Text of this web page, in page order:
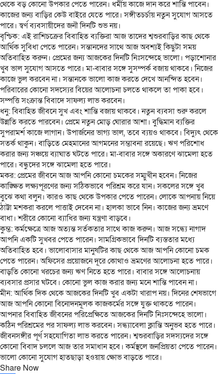
থেকে বড় কোনো উপকার পেতে পারেন। ধর্মীয় কাজে দান করে শান্তি পাবেন।
কাজের জন্য বাড়ির কেউ বাইরে যেতে পারে। সঙ্গীতচর্চায় নতুন সুযোগ আসতে
পারে। স্বর্ণ ব্যবসায়ীদের জনৗ দিনটি শুভ নয়।
বৃশ্চিক: এই রাশিচক্রের বিবাহিত ব্যক্তিরা আজ তাদের শ্বশুরবাড়ির কাছ থেকে
আর্থিক সুবিধা পেতে পারেন। সন্তানদের সাথে আজ অবশ্যই কিছুটা সময়
অতিবাহিত করুন। প্রেমের জন্য আজকের দিনটি নিঃসন্দেহে ভালো। পড়াশোনার
খুব ভাল সুযোগ আসতে পারে। মা-বাবার সঙ্গে সুসম্পর্ক বজায় থাকবে। নিজের
কাজে ভুল করবেন না। সন্তানকে ভালো কাজ করতে দেখে আনন্দিত হবেন।
পরিবারের কোনো সদস্যের বিয়ের আলোচনা চলতে থাকলে তা পাকা হবে।
সম্পত্তি সংক্রান্ত বিবাদে সাফল্য লাভ করবেন।
ধনু: বিবাহিত জীবনে সুখ এবং শান্তি বজায় থাকবে। নতুন ব্যবসা শুরু করলে
উন্নতি করতে পারবেন। প্রেমে নতুন মোড় ঘোরার আশা। বুদ্ধিমান ব্যক্তির
সুপরামর্শ কাজে লাগান। উপার্জনের ভাগ্য ভাল, তবে ব্যয়ও থাকবে। বিদ্যুৎ থেকে
সতর্ক থাকুন। বাড়িতে মেহমানের আগমনের সম্ভাবনা রয়েছে। ঋণ পরিশোধ
করার জন্য সঞ্চয়ে ব্যাঘাত ঘটতে পারে। মা-বাবার সঙ্গে অকারণে ঝামেলা হতে
পারে। বন্ধুদের সঙ্গে ঝামেলা হতে পারে।
মকর: প্রেমের জীবনে আজ আপনি কোনো চমকের সম্মুখীন হবেন। নিজের
কাঙ্ক্ষিত লক্ষ্যপূরণের জন্য সঠিকভাবে পরিশ্রম করে যান। সকলের সঙ্গে খুব
বুঝে কথা বলুন। কারও কাছ থেকে উপকার পেতে পারেন। লোকে আপনায় নিয়ে
ঠাট্টা মশকরা করলে পাত্তাই দেবেন না। হালকা ভাবে নিন। কাজের জন্য ভ্রমণে
বাধা। শরীরে কোনো ব্যাধির জন্য যন্ত্রণা বাড়বে।
কুম্ভ: কর্মক্ষেত্রে আজ অত্যন্ত সর্তকতার সাথে কাজ করুন। আজ সন্ধ্যে নাগাদ
আপনি একটি সুখবর পেতে পারেন। সামগ্রিকভাবে দিনটি ব্যস্ততার মধ্যে
অতিবাহিত হবে। ভালোবাসার মানুষটির কাছ থেকে আজ আপনি কোনো চমক
পেতে পারেন। অফিসের প্রয়োজনে দূরে কোথাও ভ্রমণের আলোচনা হতে পারে।
বাড়তি কোনো খরচের জন্য ঋণ নিতে হতে পারে। বাবার সঙ্গে আলোচনায়
ব্যবসার প্রসার ঘটবে। কোনো ভুল কাজ করার জন্য মনে শান্তি পাবেন না।
মীন: আর্থিক দিক থেকে আজকের দিনটি খুব একটা খারাপ নয়। দিনের শেষভাগে
আজ আপনি কোনো বিনোদনমূলক কাজকর্মের সঙ্গে যুক্ত থাকতে পারেন।
আপনার বিবাহিত জীবনের পরিপ্রেক্ষিতে আজকের দিনটি নিঃসন্দেহে ভালো।
কঠিন পরিশ্রমের পর সাফল্য লাভ করবেন। সন্ধ্যাবেলা ক্লান্তি অনুভব হতে পারে।
জীবনসঙ্গীর পূর্ণ সহযোগিতা লাভ করতে পারেন। শ্বশুরবাড়ির সদস্যদের সঙ্গে
কোনো বিবাদ চললে আজ তার সমাধান হবে। কর্মস্থলে জনপ্রিয়তা পেতে পারেন।
ভালো কোনো সুযোগ হাতছাড়া হওয়ায় ক্ষোভ বাড়তে পারে।
Share Now